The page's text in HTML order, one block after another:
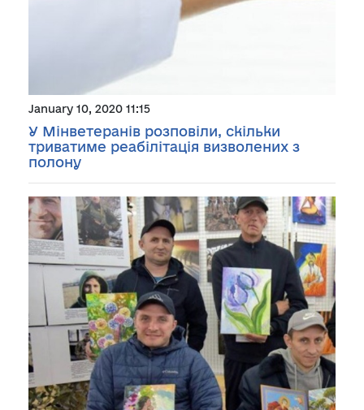
January 10, 2020 11:15
У Мінветеранів розповіли, скільки
триватиме реабілітація визволених з
полону